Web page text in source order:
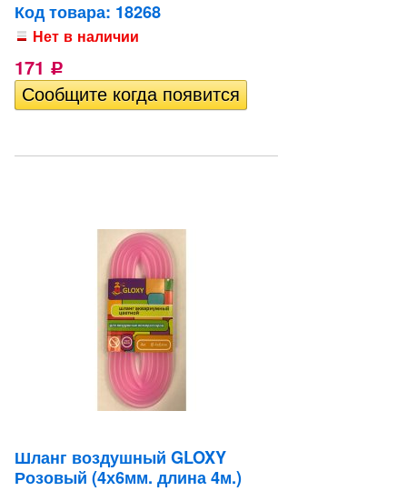
Код товара: 18268
Нет в наличии
171 Р
Шланг воздушный GLOXY
Розовый (4х6мм. длина 4м.)